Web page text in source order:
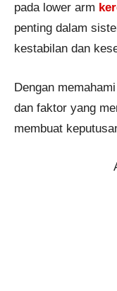
pada lower arm
penting dalam
kestabilan dan
Dengan
dan faktor yang
membuat